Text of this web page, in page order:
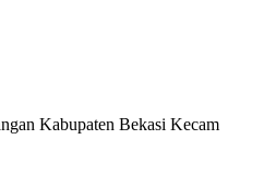
Kabupaten Bekasi Kecam